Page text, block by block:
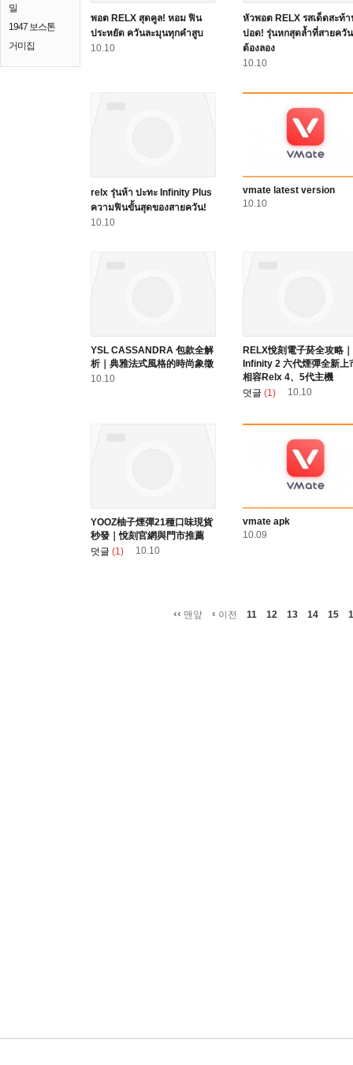
밀
1947 보스톤
거미집
พอต RELX สุดคูล! หอม ฟิน
ประหยัด ควันละมุนทุกคำสูบ
10.10
หัวพอต RELX รสเด็ดสะท้า
ปอด! รุ่นหกสุดล้ำที่สายควัน
ต้องลอง
10.10
relx รุ่นห้า ปะทะ Infinity Plus
ความฟินขั้นสุดของสายควัน!
10.10
vmate latest version
10.10
YSL CASSANDRA 包款全解
析｜典雅法式風格的時尚象徵
10.10
RELX悅刻電子菸全攻略｜
Infinity 2 六代煙彈全新上
相容Relx 4、5代主機
덧글 (1) 10.10
YOOZ柚子煙彈21種口味現貨
秒發｜悅刻官網與門市推薦
덧글 (1) 10.10
vmate apk
10.09
‹‹ 맨앞 ‹ 이전 11 12 13 14 15